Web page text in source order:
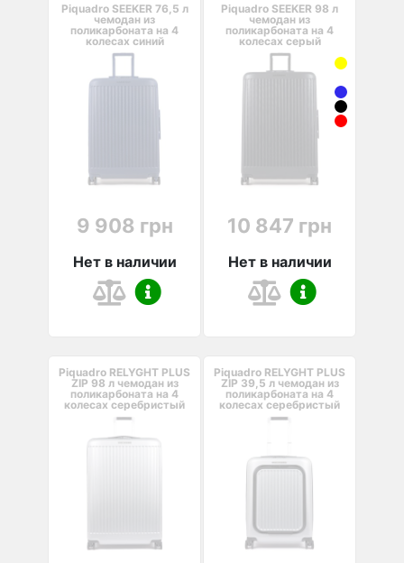
Piquadro SEEKER 76,5 л
чемодан из
поликарбоната на 4
колесах синий
9 908 грн
Нет в наличии
Piquadro SEEKER 98 л
чемодан из
поликарбоната на 4
колесах серый
10 847 грн
Нет в наличии
Piquadro RELYGHT PLUS
ZIP 98 л чемодан из
поликарбоната на 4
колесах серебристый
Piquadro RELYGHT PLUS
ZIP 39,5 л чемодан из
поликарбоната на 4
колесах серебристый